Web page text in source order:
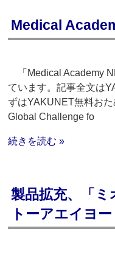
Medical
「Medical Academy
ています。記事全文は
ずはYAKUNET無料お
Global Challenge fo
続きを読む »
製品拡充、「
トーアエイヨー